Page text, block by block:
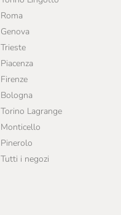
Roma
Genova
Trieste
Piacenza
Firenze
Bologna
Torino Lagrange
Monticello
Pinerolo
Tutti i negozi